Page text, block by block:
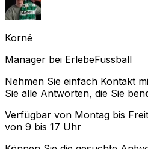
Korné
Manager bei ErlebeFussball
Nehmen Sie einfach Kontakt
Sie alle Antworten, die Sie
Verfügbar von Montag bis
von 9 bis 17 Uhr